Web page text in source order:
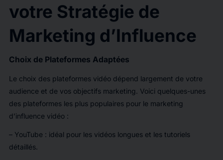
votre Stratégie de
Marketing d’Influence
Choix de Plateformes Adaptées
Le choix des plateformes vidéo dépend largement de votre
audience et de vos objectifs marketing. Voici quelques-unes
des plateformes les plus populaires pour le marketing
d’influence vidéo :
– YouTube : idéal pour les vidéos longues et les tutoriels
détaillés.